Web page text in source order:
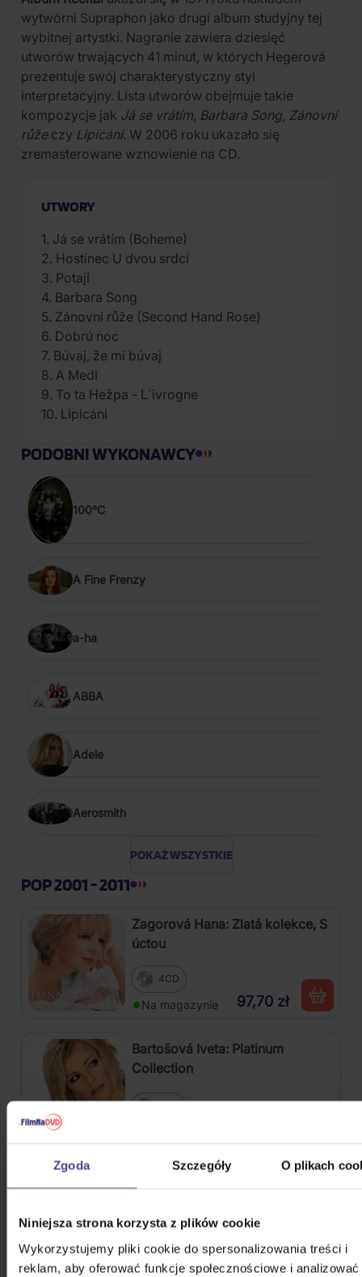
Zgoda Szczegóły O plikach
Niniejsza strona korzysta z plików cookie
Wykorzystujemy pliki cookie do spersonalizowania treści i
reklam, aby oferować funkcje społecznościowe i analizować
wytwórni Supraphon jako drugi album studyjny tej
wybitnej artystki. Nagranie zawiera dziesięć
utworów trwających 41 minut, w których Hegerová
prezentuje swój charakterystyczny styl
interpretacyjny. Lista utworów obejmuje takie
kompozycje jak Já se vrátím, Barbara Song, Zánovní
růžeczy Lipicáni. W 2006 roku ukazało się
zremasterowane wznowienie na CD.
UTWORY
1. Já se vrátím (Boheme)
2. Hostinec U dvou srdcí
3. Potají
4. Barbara Song
5. Zánovní růže (Second Hand Rose)
6. Dobrú noc
7. Búvaj, že mi búvaj
8. A Medl
9. To ta Hežpa - L´ivrogne
10. Lipicáni
PODOBNI WYKONAWCY
100°C
A Fine Frenzy
a-ha
ABBA
Adele
Aerosmith
POKAŻ WSZYSTKIE
POP 2001 - 2011
Zagorová Hana: Zlatá kolekce, S
úctou
4CD
Na magazynie 97,70 zł
Bartošová Iveta: Platinum
Collection
3CD
Rottrová Marie - Všechno
Na magazynie 33,70 zł